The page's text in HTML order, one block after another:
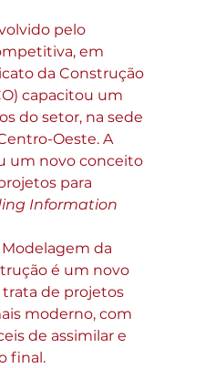
pelo
em
da Construção
capacitou um
do setor, na sede
Oeste. A
um novo conceito
para
Information
da
é um novo
de projetos
moderno, com
de assimilar e
final.